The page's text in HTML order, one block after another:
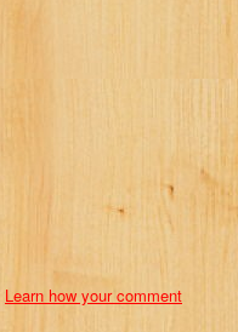
Learn how your comment